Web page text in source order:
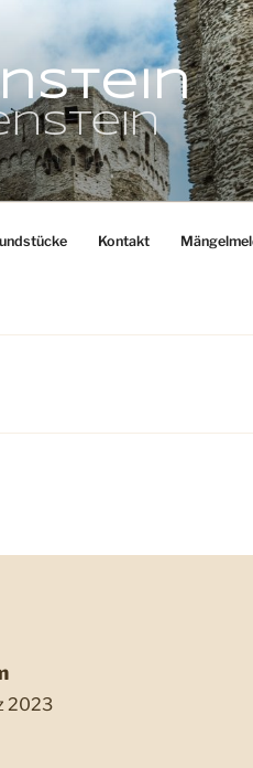
Kontakt
2023